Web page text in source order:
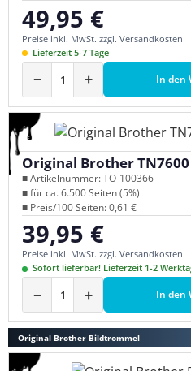
Regulärer Preis:
49,95 €
Preise inkl. MwSt. zzgl. Versandkosten
Lieferzeit 5-7 Tage
− + In den
Original Brother
■ Artikelnummer: TO-100366
■ für ca. 6.500 Seiten (5%)
■ Preis/100 Seiten: 0,61 €
Regulärer Preis:
39,95 €
Preise inkl. MwSt. zzgl. Versandkosten
Sofort lieferbar! Lieferzeit 1-2
− + In den
Original Brother Bildtrommel